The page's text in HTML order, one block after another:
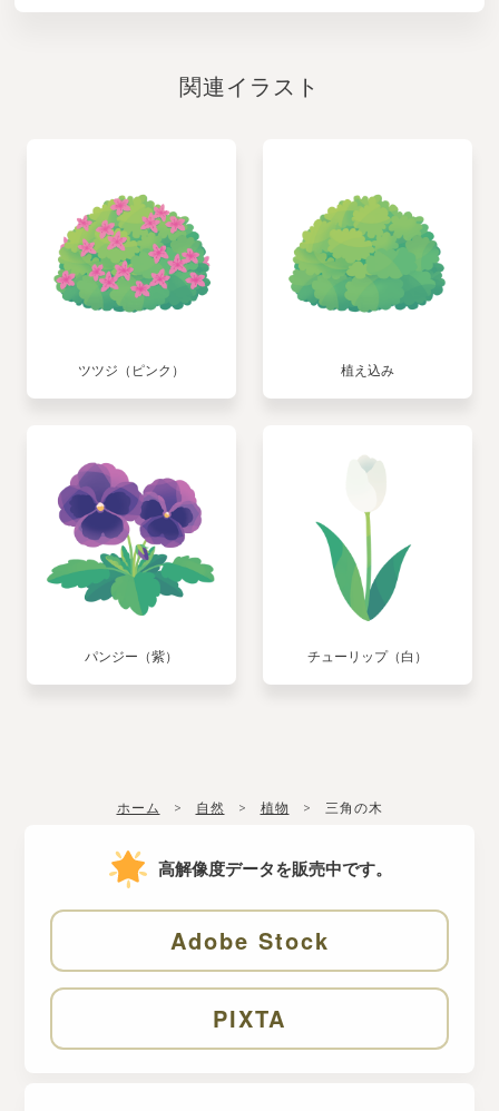
関連イラスト
ツツジ（ピンク） 植え込み
パンジー（紫） チューリップ（白）
ホーム 自然 植物 三角の木
高解像度データを販売中です。
Adobe Stock
PIXTA